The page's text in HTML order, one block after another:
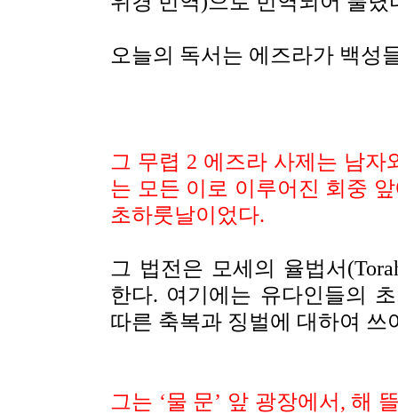
오늘의 독서는 에즈라가 백성
그 무렵 2 에즈라 사제는 남
는 모든 이로 이루어진 회중
초하룻날이었다.
그 법전은 모세의 율법서
한다. 여기에는 유다인들의
따른 축복과 징벌에 대하여 쓰
그는 ‘물 문’ 앞 광장에서, 해